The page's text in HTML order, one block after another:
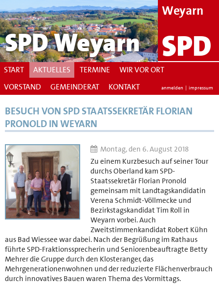
SPD Weyarn
START AKTUELLES TERMINE
WIR VOR ORT
VORSTAND
GEMEINDERAT KONTAKT anmelden | impressum
Weyarn
SPD
BESUCH VON SPD STAATSSEKRETÄR FLORIAN
PRONOLD IN WEYARN
Montag, den 6. August 2018
Zu einem Kurzbesuch auf seiner Tour
durchs Oberland kam SPD-
Staatssekretär Florian Pronold
gemeinsam mit Landtagskandidatin
Verena Schmidt-Völlmecke und
Bezirkstagskandidat Tim Roll in
Weyarn vorbei. Auch
Zweitstimmenkandidat Robert Kühn
aus Bad Wiessee war dabei. Nach der Begrüßung im Rathaus
führte SPD-Fraktionssprecherin und Seniorenbeauftragte Betty
Mehrer die Gruppe durch den Klosteranger, das
Mehrgenerationenwohnen und der reduzierte Flächenverbrauch
durch innovatives Bauen waren Thema des Vormittags.